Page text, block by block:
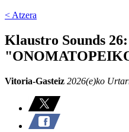
< Atzera
Klaustro Sounds
Vitoria-Gasteiz 2026(e)ko